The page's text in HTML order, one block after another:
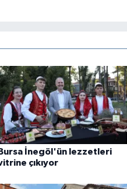
Bursa İnegöl'ün lezzetleri
çıkıyor